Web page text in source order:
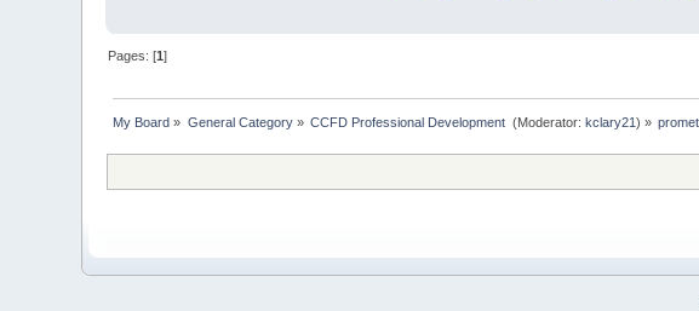
Pages: [1]
My Board » General Category» CCFD Professional Development (Moderator:kclary21) »